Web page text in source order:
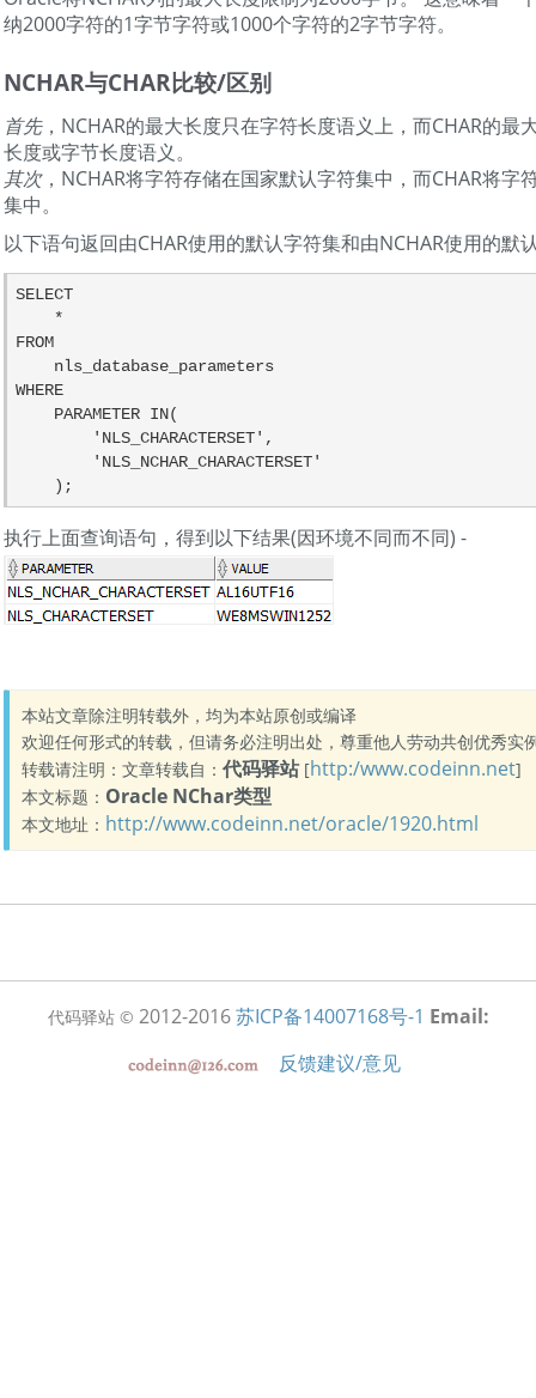
纳2000字符的1字节字符或1000个字符的2字节字符。
NCHAR与CHAR比较/区别
首先，NCHAR的最大长度只在字符长度语义上，而CHAR的最
长度或字节长度语义。
其次，NCHAR将字符存储在国家默认字符集中，而CHAR将字
集中。
以下语句返回由CHAR使用的默认字符集和由NCHAR使用的默
SELECT
FROM
WHERE
    );
执行上面查询语句，得到以下结果(因环境不同而不同) -
本站文章除注明转载外，均为本站原创或编译
欢迎任何形式的转载，但请务必注明出处，尊重他人劳动共创优秀实
转载请注明：文章转载自： 代码驿站[http:/www.codeinn.net]
本文标题： Oracle NChar类型
本文地址： http://www.codeinn.net/oracle/1920.html
代码驿站 © 2012-2016 苏ICP备14007168号-1 Email:
反馈建议/意见